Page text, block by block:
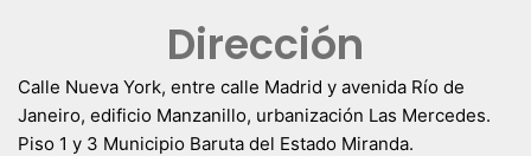
Dirección
Calle Nueva York, entre calle Madrid y avenida Río de
Janeiro, edificio Manzanillo, urbanización Las Mercedes.
Piso 1 y 3 Municipio Baruta del Estado Miranda.